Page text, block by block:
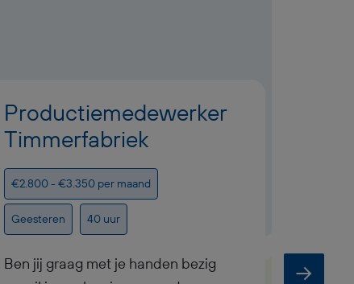
Productiemedewerker
Timmerfabriek
€2.800 - €3.350 per maand
Geesteren 40 uur
Ben jij graag met je handen bezig